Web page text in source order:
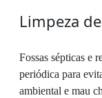
Limpeza
Fossas sépticas e
periódica para
ambiental e mau